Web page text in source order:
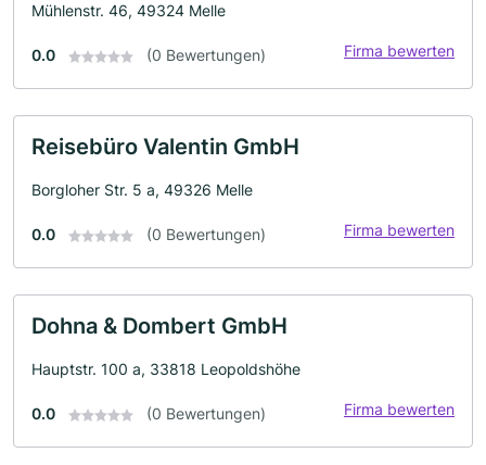
Mühlenstr. 46, 49324 Melle
0.0 (0 Bewertungen) Firma bewerten
Reisebüro Valentin GmbH
Borgloher Str. 5 a, 49326 Melle
0.0 (0 Bewertungen) Firma bewerten
Dohna & Dombert GmbH
Hauptstr. 100 a, 33818 Leopoldshöhe
0.0 (0 Bewertungen) Firma bewerten